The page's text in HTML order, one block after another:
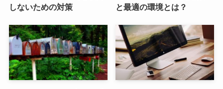
しないための対策
と最適の環境とは？